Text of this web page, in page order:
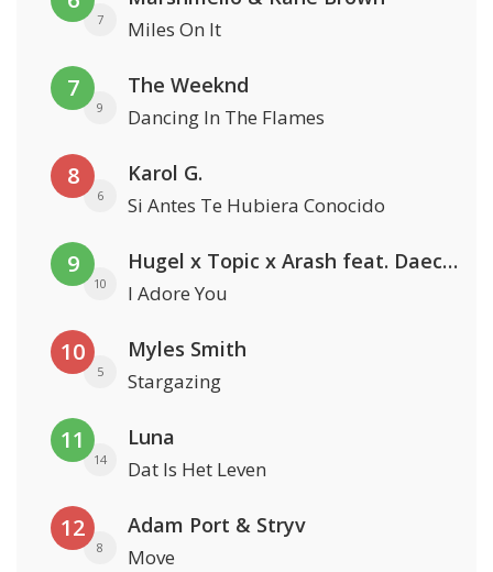
7 Miles On It
7
9
The Weeknd
Dancing In The Flames
8
6
Karol G.
Si Antes Te Hubiera Conocido
9
10
Hugel x Topic x Arash feat. Daecolm
I Adore You
10
5
Myles Smith
Stargazing
11
14
Luna
Dat Is Het Leven
12
8
Adam Port & Stryv
Move